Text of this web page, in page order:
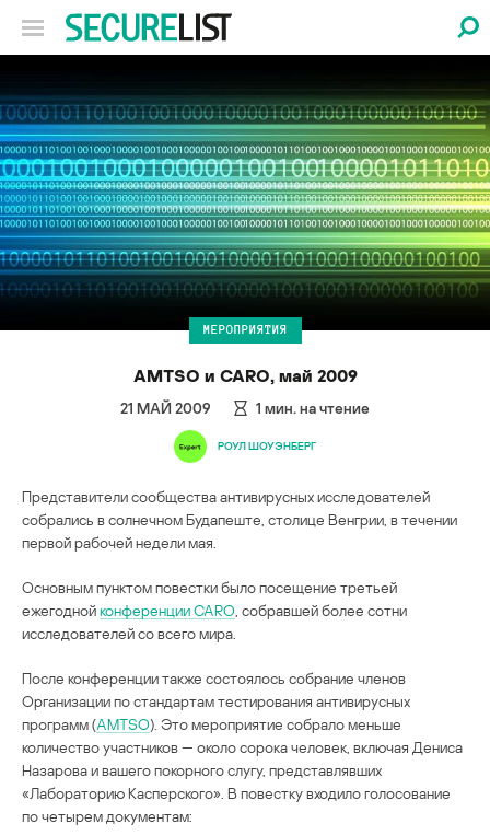
МЕРОПРИЯТИЯ
AMTSO и CARO, май 2009
21 МАЙ 2009 1 мин. на чтение
РОУЛ ШОУЭНБЕРГ
Представители сообщества антивирусных исследователей
cобрались в солнечном Будапеште, столице Венгрии, в течении
первой рабочей недели мая.
Основным пунктом повестки было посещение третьей
ежегоднойконференции CARO , собравшей более сотни
исследователей со всего мира.
После конференции также состоялось собрание членов
Организации по стандартам тестирования антивирусных
программ (AMTSO). Это мероприятие собрало меньше
количество участников — около сорока человек, включая Дениса
Назарова и вашего покорного слугу, представлявших
«Лабораторию Касперского». В повестку входило голосование
по четырем документам: